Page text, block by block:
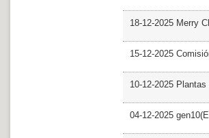
18-12-2025 Merry
15-12-2025
10-12-2025
04-12-2025